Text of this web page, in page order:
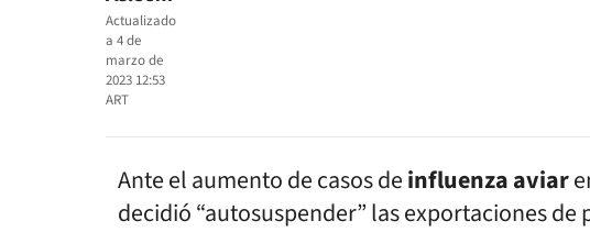
Actualizado
a 4 de
marzo de
2023 12:53
ART
Ante el aumento de casos deinfluenza aviar
decidió “autosuspender” las exportaciones de